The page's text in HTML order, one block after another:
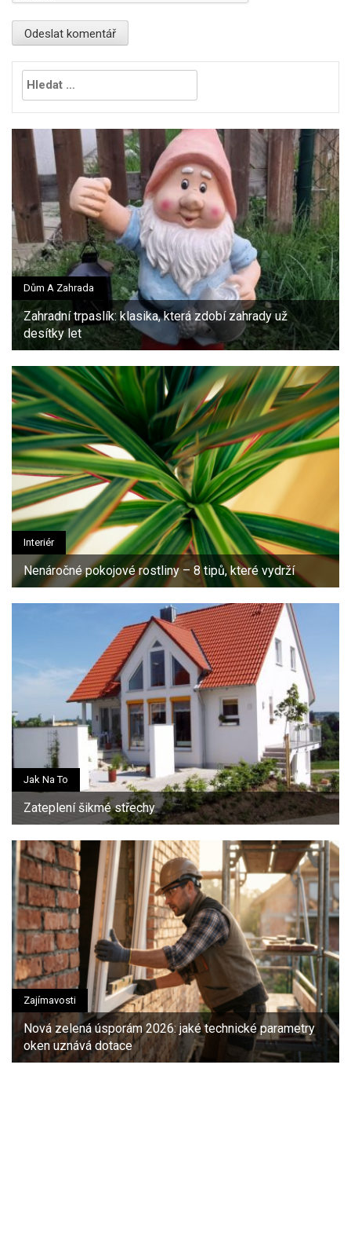
Vyhledávání
Dům A Zahrada
Zahradní trpaslík: klasika, která zdobí zahrady už
desítky let
Interiér
Nenáročné pokojové rostliny – 8 tipů, které vydrží
Jak Na To
Zateplení šikmé střechy
Zajímavosti
Nová zelená úsporám 2026: jaké technické parametry
oken uznává dotace